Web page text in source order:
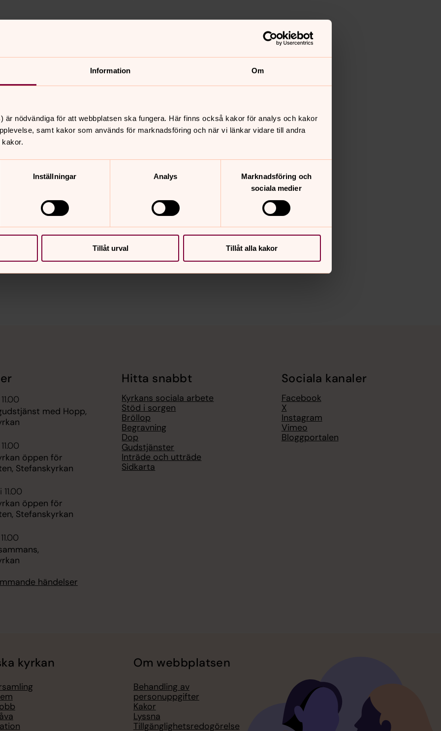
Information Om
är nödvändiga för att webbplatsen ska fungera. Här finns också kakor för analys och kakor
samt kakor som används för marknadsföring och när vi länkar vidare till andra
Inställningar Analys
Marknadsföring och
sociala medier
Tillåt urval Tillåt alla kakor
åter. Vi passar då på att fokusera på
Det som vi vill behålla och
tro eller bakgrund hälsar vi dig
Tillsammans skapar vi minnen
där våra tankar och känslor
och tacksamma tankar kan skapa
energi och motivation. Det
effektivt sätt. Forskning har också
mentala och fysiska hälsa, såsom
livslängd. Det känns väl hoppfullt!
med Hopp,
öppen för
Stefanskyrkan
öppen för
Stefanskyrkan
händelser
Hitta snabbt
Kyrkans sociala arbete
Stöd i sorgen
Bröllop
Begravning
Dop
Gudstjänster
Inträde och utträde
Sidkarta
Sociala kanaler
Facebook
X
Instagram
Vimeo
Bloggportalen
kyrkan Om webbplatsen
Behandling av
personuppgifter
Kakor
Lyssna
Tillgänglighetsredogörelse